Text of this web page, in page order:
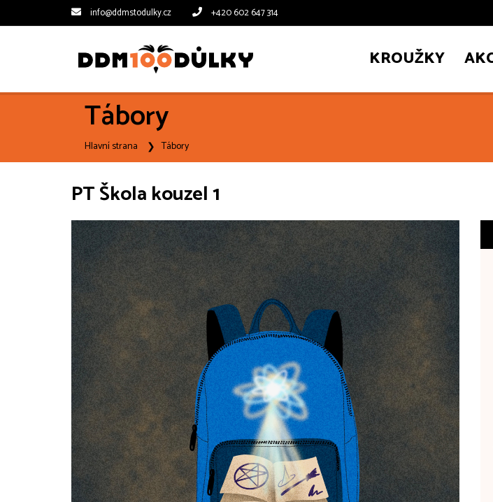
info@ddmstodulky.cz +420 602 647 314
KROUŽKY
Tábory
Hlavní strana Tábory
PT Škola kouzel 1